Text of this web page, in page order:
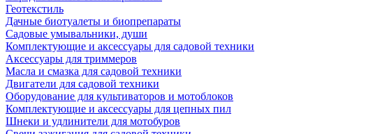
Геотекстиль
Дачные биотуалеты и биопрепараты
Садовые умывальники, души
Комплектующие и аксессуары для садовой техники
Аксессуары для триммеров
Масла и смазка для садовой техники
Двигатели для садовой техники
Оборудование для культиваторов и мотоблоков
Комплектующие и аксессуары для цепных пил
Шнеки и удлинители для мотобуров